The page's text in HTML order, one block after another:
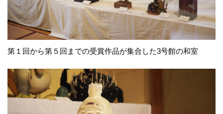
第１回から第５回までの受賞作品が集合した3号館の和室